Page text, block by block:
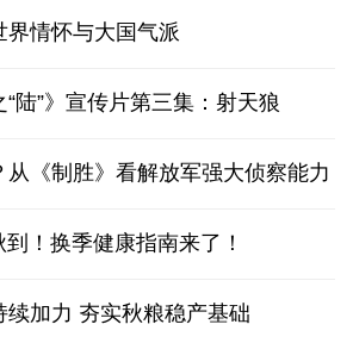
界情怀与大国气派
陆”》宣传片第三集：射天狼
《制胜》看解放军强大侦察能力
！换季健康指南来了！
续加力 夯实秋粮稳产基础